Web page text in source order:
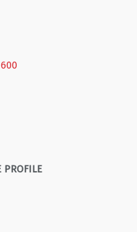
PROFILE